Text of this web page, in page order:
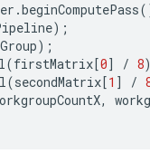
.beginComputePass
);
);
(firstMatrix [0] / 8
(secondMatrix [1 ] /
,